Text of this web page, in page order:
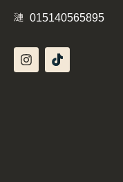
015140565895